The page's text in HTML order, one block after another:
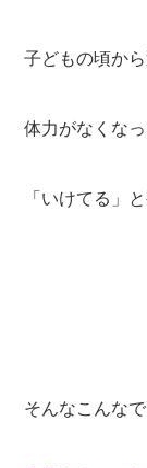
子どもの頃か
体力がなくなっ
「いけてる」
そんなこんなで